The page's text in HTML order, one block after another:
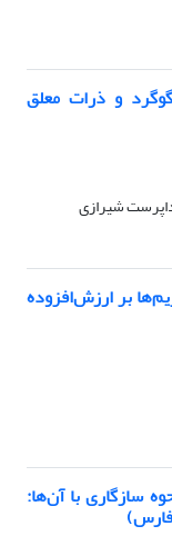
گوگرد و ذرات معلق
شیرازی
بر ارزش‌افزوده
سازگاری با آن‌ها:
فارس)